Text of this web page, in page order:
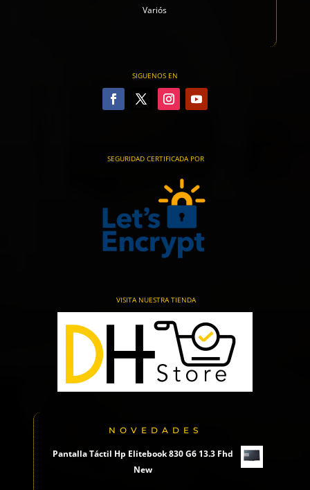
Variós
SIGUENOS EN
SEGURIDAD CERTIFICADA POR
VISITA NUESTRA TIENDA
NOVEDADES
Pantalla Táctil Hp Elitebook 830 G6 13.3 Fhd
New